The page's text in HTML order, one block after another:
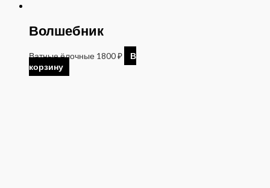
Волшебник
Ватные ёлочные 1800₽
В
корзину